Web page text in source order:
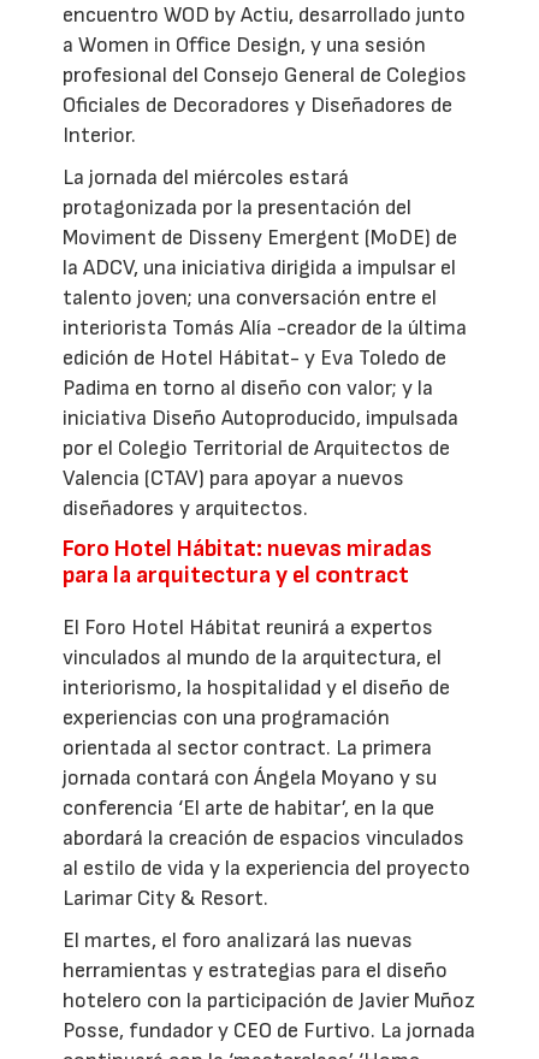
encuentro WOD by Actiu, desarrollado junto
a Women in Office Design, y una sesión
profesional del Consejo General de Colegios
Oficiales de Decoradores y Diseñadores de
Interior.
La jornada del miércoles estará
protagonizada por la presentación del
Moviment de Disseny Emergent (MoDE) de
la ADCV, una iniciativa dirigida a impulsar el
talento joven; una conversación entre el
interiorista Tomás Alía -creador de la última
edición de Hotel Hábitat- y Eva Toledo de
Padima en torno al diseño con valor; y la
iniciativa Diseño Autoproducido, impulsada
por el Colegio Territorial de Arquitectos de
Valencia (CTAV) para apoyar a nuevos
diseñadores y arquitectos.
Foro Hotel Hábitat: nuevas miradas
para la arquitectura y el contract
El Foro Hotel Hábitat reunirá a expertos
vinculados al mundo de la arquitectura, el
interiorismo, la hospitalidad y el diseño de
experiencias con una programación
orientada al sector contract. La primera
jornada contará con Ángela Moyano y su
conferencia ‘El arte de habitar’, en la que
abordará la creación de espacios vinculados
al estilo de vida y la experiencia del proyecto
Larimar City & Resort.
El martes, el foro analizará las nuevas
herramientas y estrategias para el diseño
hotelero con la participación de Javier Muñoz
Posse, fundador y CEO de Furtivo. La jornada